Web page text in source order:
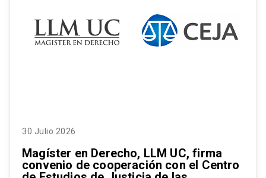
30 Julio 2026
Magíster en Derecho, LLM UC, firma
convenio de cooperación con el Centro